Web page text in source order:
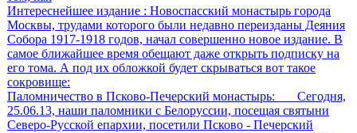
Интереснейшее издание : Новоспасский монастырь города
Москвы, трудами которого были недавно переизданы Деяния
Собора 1917-1918 годов, начал совершенно новое издание. В
самое ближайшее время обещают даже открыть подписку на
его тома. А под их обложкой будет скрываться вот такое
сокровище:
Паломничество в Псково-Печерский монастырь: Сегодня,
25.06.13, наши паломники с Белоруссии, посещая святыни
Северо-Русской епархии, посетили Псково - Печерский